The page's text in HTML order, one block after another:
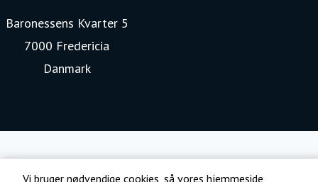
Vi bruger nødvendige cookies, så vores hjemmeside
Baronessens Kvarter 5
7000 Fredericia
Danmark